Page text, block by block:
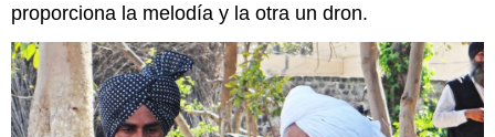
proporciona la melodía y la otra un dron.